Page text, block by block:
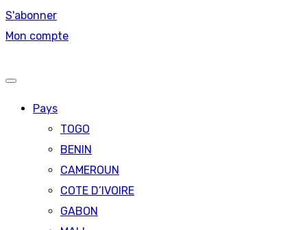
S'abonner
Mon compte
Pays
TOGO
BENIN
CAMEROUN
COTE D’IVOIRE
GABON